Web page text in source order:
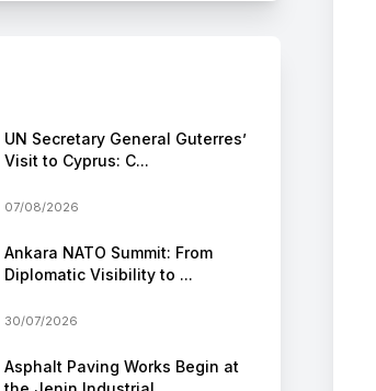
UN Secretary General Guterres’
Visit to Cyprus: C...
07/08/2026
Ankara NATO Summit: From
Diplomatic Visibility to ...
30/07/2026
Asphalt Paving Works Begin at